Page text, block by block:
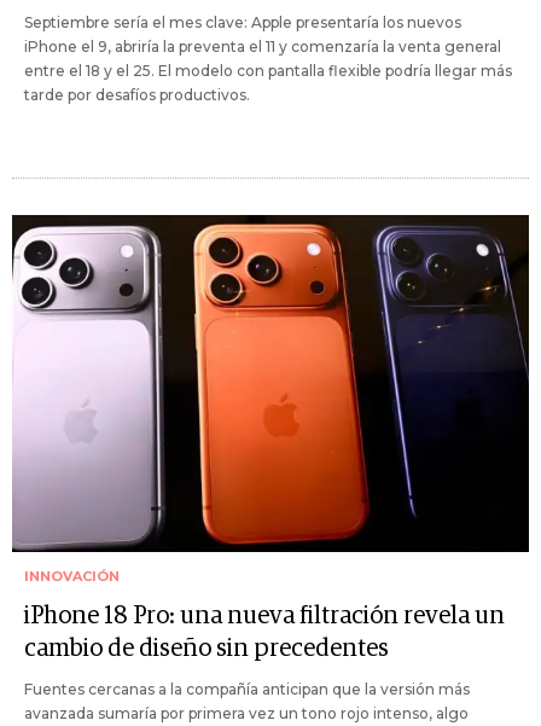
Septiembre sería el mes clave: Apple presentaría los nuevos
iPhone el 9, abriría la preventa el 11 y comenzaría la venta general
entre el 18 y el 25. El modelo con pantalla flexible podría llegar más
tarde por desafíos productivos.
INNOVACIÓN
iPhone 18 Pro: una nueva filtración revela un
cambio de diseño sin precedentes
Fuentes cercanas a la compañía anticipan que la versión más
avanzada sumaría por primera vez un tono rojo intenso, algo